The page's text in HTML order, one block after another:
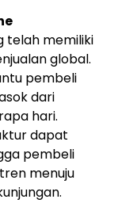
telah memiliki
global.
pembeli
dari
hari.
dapat
pembeli
menuju